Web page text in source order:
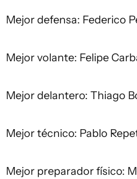
Mejor defensa: Federico
Mejor volante: Felipe
Mejor delantero: Thiago
Mejor técnico: Pablo
Mejor preparador físico: